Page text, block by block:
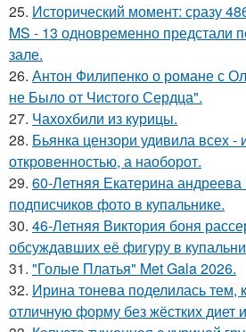
25. Исторический момент: сразу
MS - 13 одновременно предстали
зале.
26. Антон Филипенко о романе с
не Было от Чистого Сердца".
27. Чахохбили из курицы.
28. Бьянка цензори удивила всех -
откровенностью, а наоборот.
29. 60-Летняя Екатерина андреева
подписчиков фото в купальнике.
30. 46-Летняя Виктория боня
обсуждавших её фигуру в
31. "Голые Платья" Met Gala 2026.
32. Ирина тонева поделилась тем,
отличную форму без жёстких диет